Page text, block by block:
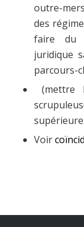
outre-
des
faire du
juridique
parcours-
supérieure.
Voir